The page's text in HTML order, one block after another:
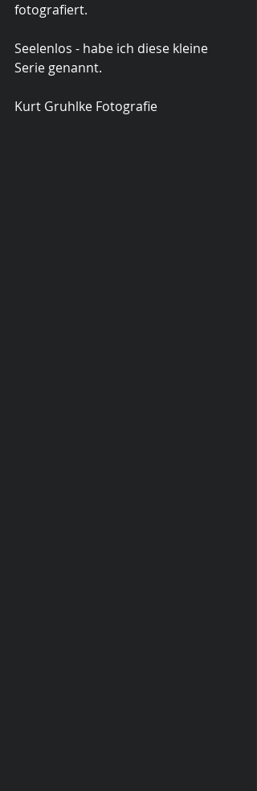
fotografiert.
Seelenlos - habe ich diese kleine
Serie genannt.
Kurt Gruhlke Fotografie